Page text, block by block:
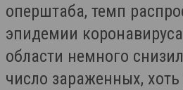
оперштаба, темп
эпидемии
области немного
число зараженных,